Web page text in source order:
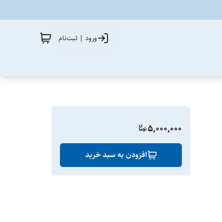
ورود | ثبت‌نام
5,000,000
افزودن به سبد خرید